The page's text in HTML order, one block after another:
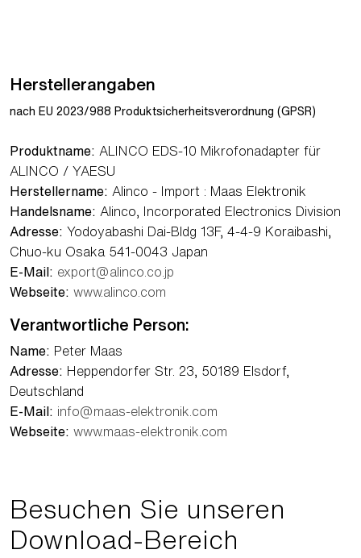
Herstellerangaben
nach EU 2023/988 Produktsicherheitsverordnung (GPSR)
Produktname: ALINCO EDS-10 Mikrofonadapter für
ALINCO / YAESU
Herstellername: Alinco - Import : Maas Elektronik
Handelsname: Alinco, Incorporated Electronics Division
Adresse: Yodoyabashi Dai-Bldg 13F, 4-4-9 Koraibashi,
Chuo-ku Osaka 541-0043 Japan
E-Mail: export@alinco.co.jp
Webseite: www.alinco.com
Verantwortliche Person:
Name: Peter Maas
Adresse: Heppendorfer Str. 23, 50189 Elsdorf,
Deutschland
E-Mail: info@maas-elektronik.com
Webseite: www.maas-elektronik.com
Besuchen Sie unseren
Download-Bereich